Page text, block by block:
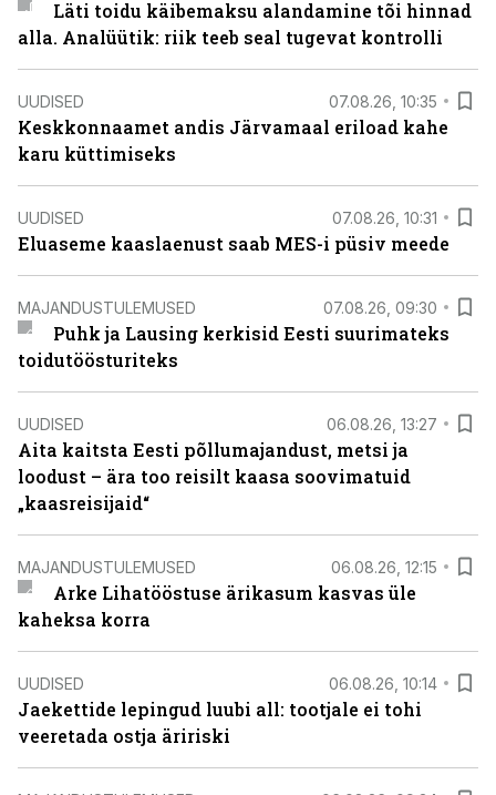
Läti toidu käibemaksu alandamine tõi hinnad
alla. Analüütik: riik teeb seal tugevat kontrolli
UUDISED 07.08.26, 10:35
Keskkonnaamet andis Järvamaal eriload kahe
karu küttimiseks
UUDISED 07.08.26, 10:31
Eluaseme kaaslaenust saab MES-i püsiv meede
MAJANDUSTULEMUSED 07.08.26, 09:30
Puhk ja Lausing kerkisid Eesti suurimateks
toidutöösturiteks
UUDISED 06.08.26, 13:27
Aita kaitsta Eesti põllumajandust, metsi ja
loodust – ära too reisilt kaasa soovimatuid
„kaasreisijaid“
MAJANDUSTULEMUSED 06.08.26, 12:15
Arke Lihatööstuse ärikasum kasvas üle
kaheksa korra
UUDISED 06.08.26, 10:14
Jaekettide lepingud luubi all: tootjale ei tohi
veeretada ostja äririski